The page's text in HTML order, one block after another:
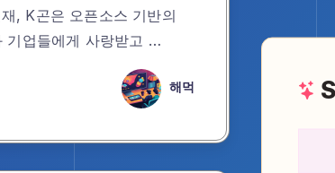
, K곤은 오픈소스 기반의
기업들에게 사랑받고 …
해먹